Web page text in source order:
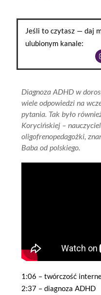
Jeśli to czytasz — daj
ulubionym kanale:
Diagnoza ADHD w
wiele odpowiedzi na
pytania. Tak było
Korycińskiej –
oligofrenopedagożki,
Baba od polskiego.
1:06 – twórczość
2:37 – diagnoza ADHD